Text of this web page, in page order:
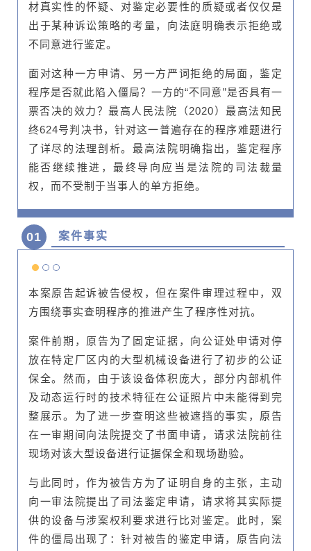
材真实性的怀疑、对鉴定必要性的质疑或者仅仅是
出于某种诉讼策略的考量，向法庭明确表示拒绝或
不同意进行鉴定。
面对这种一方申请、另一方严词拒绝的局面，鉴定
程序是否就此陷入僵局？一方的“不同意”是否具有一
票否决的效力？最高人民法院（2020）最高法知民
终624号判决书，针对这一普遍存在的程序难题进行
了详尽的法理剖析。最高法院明确指出，鉴定程序
能否继续推进，最终导向应当是法院的司法裁量
权，而不受制于当事人的单方拒绝。
01 案件事实
本案原告起诉被告侵权，但在案件审理过程中，双
方围绕事实查明程序的推进产生了程序性对抗。
案件前期，原告为了固定证据，向公证处申请对停
放在特定厂区内的大型机械设备进行了初步的公证
保全。然而，由于该设备体积庞大，部分内部机件
及动态运行时的技术特征在公证照片中未能得到完
整展示。为了进一步查明这些被遮挡的事实，原告
在一审期间向法院提交了书面申请，请求法院前往
现场对该大型设备进行证据保全和现场勘验。
与此同时，作为被告方为了证明自身的主张，主动
向一审法院提出了司法鉴定申请，请求将其实际提
供的设备与涉案权利要求进行比对鉴定。此时，案
件的僵局出现了：针对被告的鉴定申请，原告向法